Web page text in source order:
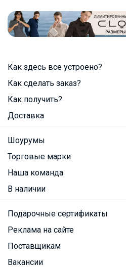
Как здесь все устроено?
Как сделать заказ?
Как получить?
Доставка
Шоурумы
Торговые марки
Наша команда
В наличии
Подарочные сертификаты
Реклама на сайте
Поставщикам
Вакансии